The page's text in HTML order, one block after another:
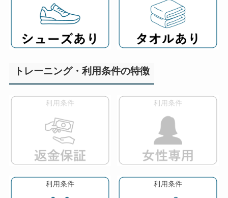
トレーニング・利用条件の特徴